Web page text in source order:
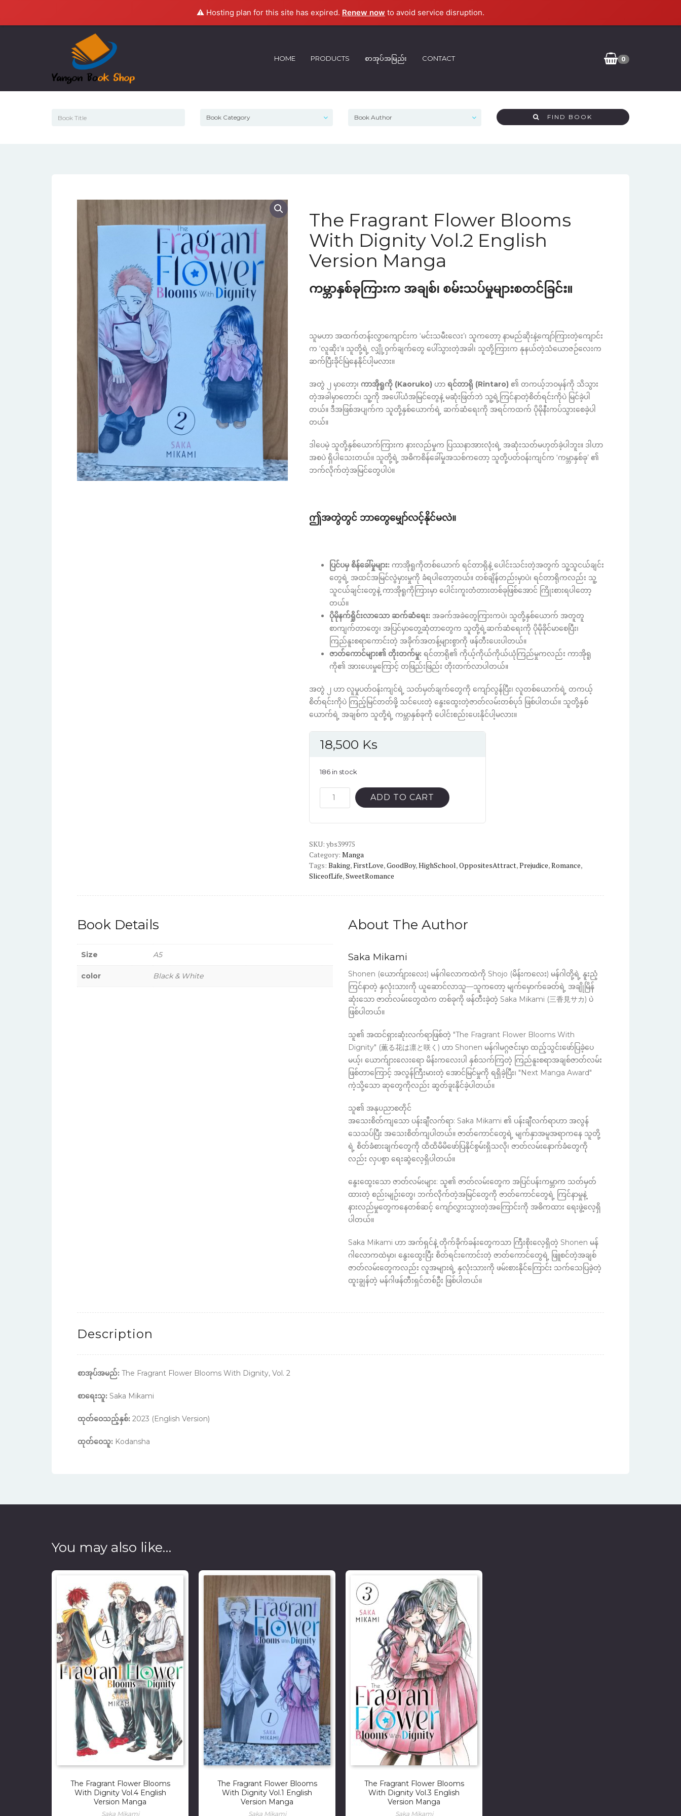
⚠️ Hosting plan for this site has expired. Renew now to avoid service disruption.
0
HOME PRODUCTS စာအုပ်အမြည်း CONTACT
FIND BOOK
The Fragrant Flower Blooms
With Dignity Vol.2 English
Version Manga
ကမ္ဘာနှစ်ခုကြားက အချစ်၊ စမ်းသပ်မှုများစတင်ခြင်း။
သူမဟာ အထက်တန်းလွှာကျောင်းက ‘မင်းသမီးလေး’၊ သူကတော့ နာမည်ဆိုးနဲ့ကျော်ကြားတဲ့ကျောင်း
က ‘လူဆိုး’။ သူတို့ရဲ့ လျှို့ဝှက်ချက်တွေ ပေါ်သွားတဲ့အခါ၊ သူတို့ကြားက နုနယ်တဲ့သံယောဇဉ်လေးက
ဆက်ပြီးခိုင်မြဲနေနိုင်ပါ့မလား။
အတွဲ ၂ မှာတော့၊ ကာအိုရူကို (Kaoruko)ဟာ ရင်တာရို (Rintaro)၏ တကယ့်ဘဝမှန်ကို သိသွား
တဲ့အခါမှာတောင်၊ သူ့ကို အပေါ်ယံအမြင်တွေနဲ့ မဆုံးဖြတ်ဘဲ သူ့ရဲ့ကြင်နာတဲ့စိတ်ရင်းကိုပဲ မြင်ခဲ့ပါ
တယ်။ ဒီအဖြစ်အပျက်က သူတို့နှစ်ယောက်ရဲ့ ဆက်ဆံရေးကို အရင်ကထက် ပိုမိုနီးကပ်သွားစေခဲ့ပါ
တယ်။
ဒါပေမဲ့ သူတို့နှစ်ယောက်ကြားက နားလည်မှုက ပြဿနာအားလုံးရဲ့ အဆုံးသတ်မဟုတ်ခဲ့ပါဘူး။ ဒါဟာ
အစပဲ ရှိပါသေးတယ်။ သူတို့ရဲ့ အဓိကစိန်ခေါ်မှုအသစ်ကတော့ သူတို့ပတ်ဝန်းကျင်က ‘ကမ္ဘာနှစ်ခု’ ၏
ဘက်လိုက်တဲ့အမြင်တွေပါပဲ။
ဤအတွဲတွင် ဘာတွေမျှော်လင့်နိုင်မလဲ။
ပြင်ပမှ စိန်ခေါ်မှုများ:ကာအိုရူကိုတစ်ယောက် ရင်တာရိုနဲ့ ပေါင်းသင်းတဲ့အတွက် သူ့သူငယ်ချင်း
တွေရဲ့ အထင်အမြင်လွဲမှားမှုကို ခံရပါတော့တယ်။ တစ်ချိန်တည်းမှာပဲ၊ ရင်တာရိုကလည်း သူ့
သူငယ်ချင်းတွေနဲ့ ကာအိုရူကိုကြားမှာ ပေါင်းကူးတံတားတစ်ခုဖြစ်အောင် ကြိုးစားရပါတော့
တယ်။
ပိုမိုနက်ရှိုင်းလာသော ဆက်ဆံရေး:အခက်အခဲတွေကြားကပဲ၊ သူတို့နှစ်ယောက် အတူတူ
စာကျက်တာတွေ၊ အပြင်မှာတွေ့ဆုံတာတွေက သူတို့ရဲ့ဆက်ဆံရေးကို ပိုမိုခိုင်မာစေပြီး၊
ကြည်နူးစရာကောင်းတဲ့ အခိုက်အတန့်များစွာကို ဖန်တီးပေးပါတယ်။
ဇာတ်ကောင်များ၏ တိုးတက်မှု:ရင်တာရို၏ ကိုယ့်ကိုယ်ကိုယ်ယုံကြည်မှုကလည်း ကာအိုရူ
ကို၏ အားပေးမှုကြောင့် တဖြည်းဖြည်း တိုးတက်လာပါတယ်။
အတွဲ ၂ ဟာ လူမှုပတ်ဝန်းကျင်ရဲ့ သတ်မှတ်ချက်တွေကို ကျော်လွန်ပြီး၊ လူတစ်ယောက်ရဲ့ တကယ့်
စိတ်ရင်းကိုပဲ ကြည့်မြင်တတ်ဖို့ သင်ပေးတဲ့ နွေးထွေးတဲ့ဇာတ်လမ်းတစ်ပုဒ် ဖြစ်ပါတယ်။ သူတို့နှစ်
ယောက်ရဲ့ အချစ်က သူတို့ရဲ့ ကမ္ဘာနှစ်ခုကို ပေါင်းစည်းပေးနိုင်ပါ့မလား။
18,500 Ks
186 in stock
The
Fragrant
With
Dignity
Vol.2
English
Version
quantity
ADD TO CART
SKU: ybs39975
Category: Manga
Tags: Baking,FirstLove,GoodBoy,HighSchool,OppositesAttract,Prejudice,Romance,
SliceofLife,SweetRomance
Book Details
Size A5
color Black & White
About The Author
Saka Mikami
Shonen (ယောက်ျားလေး) မန်ဂါလောကထဲကို Shojo (မိန်းကလေး) မန်ဂါတို့ရဲ့ နူးညံ့
ကြင်နာတဲ့ နှလုံးသားကို ယူဆောင်လာသူ—သူကတော့ မျက်မှောက်ခေတ်ရဲ့ အချိုမြိန်
ဆုံးသော ဇာတ်လမ်းတွေထဲက တစ်ခုကို ဖန်တီးခဲ့တဲ့ Saka Mikami (三香見サカ) ပဲ
ဖြစ်ပါတယ်။
သူ၏ အထင်ရှားဆုံးလက်ရာဖြစ်တဲ့ "The Fragrant Flower Blooms With
Dignity" (薫る花は凛と咲く) ဟာ Shonen မန်ဂါမဂ္ဂဇင်းမှာ ထည့်သွင်းဖော်ပြခဲ့ပေ
မယ့်၊ ယောက်ျားလေးရော မိန်းကလေးပါ နှစ်သက်ကြတဲ့ ကြည်နူးစရာအချစ်ဇာတ်လမ်း
ဖြစ်တာကြောင့် အလွန်ကြီးမားတဲ့ အောင်မြင်မှုကို ရရှိခဲ့ပြီး၊ "Next Manga Award"
ကဲ့သို့သော ဆုတွေကိုလည်း ဆွတ်ခူးနိုင်ခဲ့ပါတယ်။
သူ၏ အနုပညာစတိုင်
အသေးစိတ်ကျသော ပန်းချီလက်ရာ: Saka Mikami ၏ ပန်းချီလက်ရာဟာ အလွန်
သေသပ်ပြီး အသေးစိတ်ကျပါတယ်။ ဇာတ်ကောင်တွေရဲ့ မျက်နှာအမူအရာကနေ သူတို့
ရဲ့ စိတ်ခံစားချက်တွေကို ထိထိမိမိဖော်ပြနိုင်စွမ်းရှိသလို၊ ဇာတ်လမ်းနောက်ခံတွေကို
လည်း လှပစွာ ရေးဆွဲလေ့ရှိပါတယ်။
နွေးထွေးသော ဇာတ်လမ်းများ: သူ၏ ဇာတ်လမ်းတွေက အပြင်ပန်းကမ္ဘာက သတ်မှတ်
ထားတဲ့ စည်းမျဉ်းတွေ၊ ဘက်လိုက်တဲ့အမြင်တွေကို ဇာတ်ကောင်တွေရဲ့ ကြင်နာမှုနဲ့
နားလည်မှုတွေကနေတစ်ဆင့် ကျော်လွှားသွားတဲ့အကြောင်းကို အဓိကထား ရေးဖွဲ့လေ့ရှိ
ပါတယ်။
Saka Mikami ဟာ အက်ရှင်နဲ့ တိုက်ခိုက်ခန်းတွေကသာ ကြီးစိုးလေ့ရှိတဲ့ Shonen မန်
ဂါလောကထဲမှာ၊ နွေးထွေးပြီး စိတ်ရင်းကောင်းတဲ့ ဇာတ်ကောင်တွေရဲ့ ဖြူစင်တဲ့အချစ်
ဇာတ်လမ်းတွေကလည်း လူအများရဲ့ နှလုံးသားကို ဖမ်းစားနိုင်ကြောင်း သက်သေပြခဲ့တဲ့
ထူးချွန်တဲ့ မန်ဂါဖန်တီးရှင်တစ်ဦး ဖြစ်ပါတယ်။
Description
စာအုပ်အမည်: The Fragrant Flower Blooms With Dignity, Vol. 2
စာရေးသူ: Saka Mikami
ထုတ်ဝေသည့်နှစ်: 2023 (English Version)
ထုတ်ဝေသူ: Kodansha
You may also like…
The Fragrant Flower Blooms
With Dignity Vol.4 English
Version Manga
Saka Mikami
The Fragrant Flower Blooms
With Dignity Vol.1 English
Version Manga
Saka Mikami
The Fragrant Flower Blooms
With Dignity Vol.3 English
Version Manga
Saka Mikami